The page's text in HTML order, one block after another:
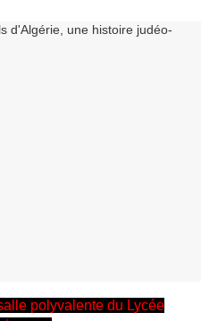
polyvalente du Lycée